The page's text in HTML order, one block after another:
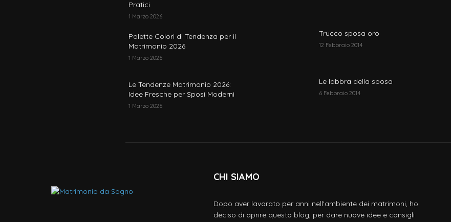
Pratici
1 Marzo 2026
Palette Colori di Tendenza per il
Matrimonio 2026
1 Marzo 2026
Le Tendenze Matrimonio 2026:
Idee Fresche per Sposi Moderni
1 Marzo 2026
Trucco sposa oro
12 Febbraio 2014
Le labbra della sposa
6 Febbraio 2014
CHI SIAMO
Dopo aver lavorato per anni nell'ambiente dei matrimoni, ho
deciso di aprire questo blog, per dare nuove idee e consigli